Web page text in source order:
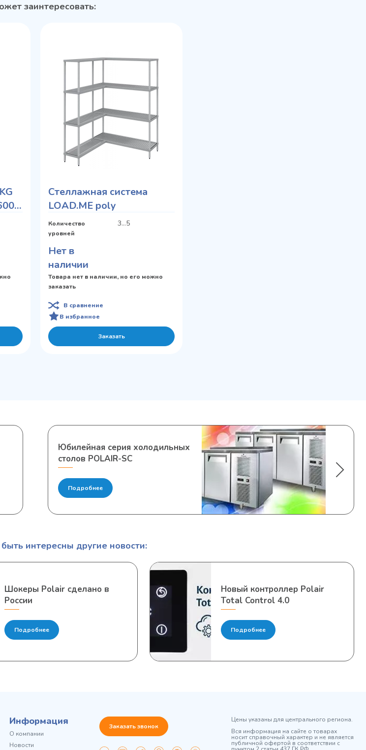
заинтересовать:
Стеллажная система
LOAD.ME poly
Количество
уровней
3...5
Нет в
наличии
Товара нет в наличии, но его можно
заказать
В сравнение
В избранное
Заказать
Юбилейная серия холодильных
столов POLAIR-SC
Подробнее
интересны другие новости:
Шокеры Polair cделано в
России
Подробнее
Новый контроллер Polair
Total Control 4.0
Подробнее
Информация
О компании
Новости
Заказать звонок
Цены указаны для центрального региона.
Вся информация на сайте о товарах
носит справочный характер и не является
публичной офертой в соответствии с